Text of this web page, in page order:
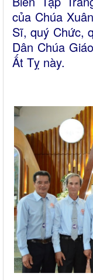
của Chúa
Sĩ, quý Chức,
Dân Chúa
Ất Tỵ này.